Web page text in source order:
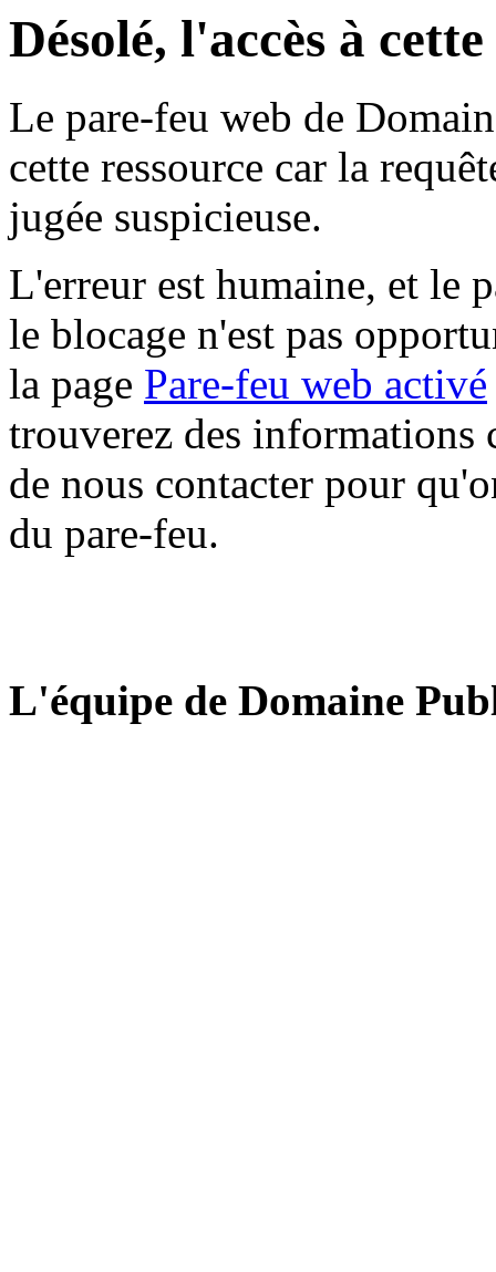
Désolé, l'accès à
Le pare-feu web de
cette ressource car la
jugée suspicieuse.
L'erreur est humaine, et le
le blocage n'est pas
la page Pare-feu web activé
trouverez des informations
de nous contacter pour
du pare-feu.
L'équipe de Domaine